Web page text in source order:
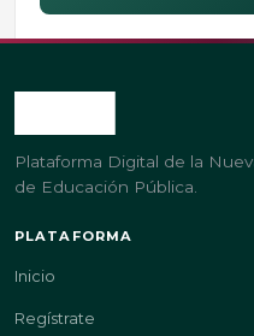
Plataforma Digital de la
de Educación Pública.
PLATAFORMA
Inicio
Regístrate